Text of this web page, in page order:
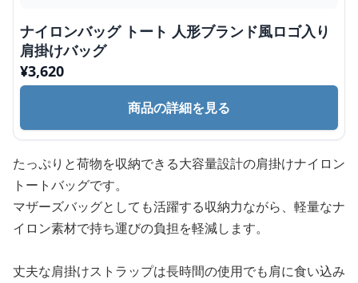
ナイロンバッグ トート 人形ブランド風ロゴ入り
肩掛けバッグ
¥3,620
商品の詳細を見る
たっぷりと荷物を収納できる大容量設計の肩掛けナイロン
トートバッグです。
マザーズバッグとしても活躍する収納力ながら、軽量なナ
イロン素材で持ち運びの負担を軽減します。
丈夫な肩掛けストラップは長時間の使用でも肩に食い込み